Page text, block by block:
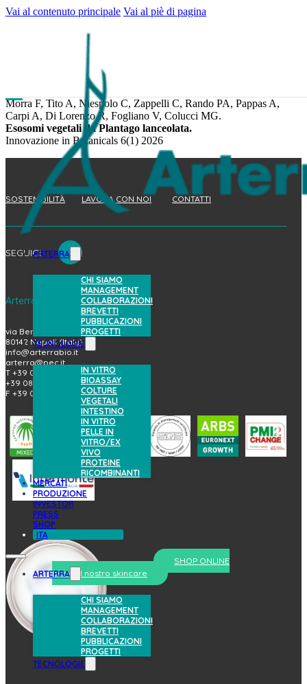
Vai al contenuto principale Vai al piè di pagina
ARTERRA
CHI SIAMO
MANAGEMENT
COLLABORAZIONI
BREVETTI
PUBBLICAZIONI
PROGETTI
TECNOLOGIE
IN VITRO
BIOASSAY
COLTURE
VEGETALI
INTESTINO
IN VITRO
PELLE IN
VITRO/EX
VIVO
PROTEINE
RICOMBINANTI
MERCATI
PRODUZIONE
INVESTOR
PRESS
SHOP
ITA
ARTERRA
CHI SIAMO
MANAGEMENT
COLLABORAZIONI
BREVETTI
PUBBLICAZIONI
PROGETTI
TECNOLOGIE
Morra F, Tito A, Niespolo C, Zappelli C, Rando PA, Pappas A,
Carpi A, Di Lorenzo R, Fogliano V, Colucci MG.
Esosomi vegetali da Plantago lanceolata.
Innovazione in Botanicals 6(1) 2026
SOSTENIBILITÀ LAVORA CON NOI CONTATTI
SEGUICI
Arterra Bioscience S.p.A.
via Benedetto Brin, 69
80142 Napoli (Italy)
info@arterrabio.it
arterra@pec.it
T +39 081.6584411
+39 081.6584396
F +39 081.2144864
SHOP ONLINE
prova il nostro skincare